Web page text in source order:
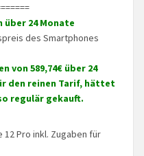
über 24 Monate
des Smartphones
von 589,74€ über 24
den reinen Tarif, hättet
regulär gekauft.
12 Pro inkl. Zugaben für